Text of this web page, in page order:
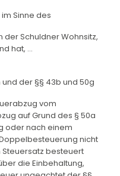
Sinne des
der Schuldner Wohnsitz,
hat, ...
der §§ 43b und 50g
vom
auf Grund des § 50a
oder nach einem
nicht
besteuert
die Einbehaltung,